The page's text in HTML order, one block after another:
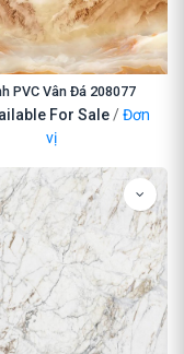
PVC Vân Đá 208077
For Sale/Đơn
vị